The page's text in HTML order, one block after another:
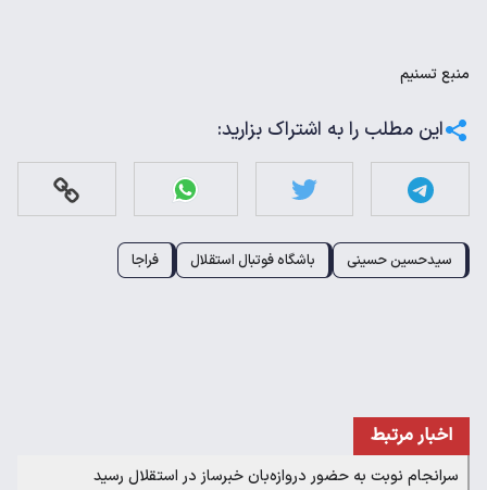
منبعتسنیم
این مطلب را به اشتراک بزارید:
سیدحسین حسینی باشگاه فوتبال استقلال فراجا
اخبار مرتبط
سرانجام نوبت به حضور دروازه‌بان خبرساز در استقلال رسید